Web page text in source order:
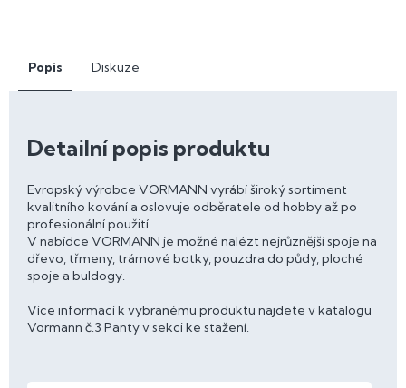
Popis Diskuze
Detailní popis produktu
Evropský výrobce VORMANN vyrábí široký sortiment
kvalitního kování a oslovuje odběratele od hobby až po
profesionální použití.
V nabídce VORMANN je možné nalézt nejrůznější spoje na
dřevo, třmeny, trámové botky, pouzdra do půdy, ploché
spoje a buldogy.
Více informací k vybranému produktu najdete v katalogu
Vormann č.3 Panty v sekci ke stažení.